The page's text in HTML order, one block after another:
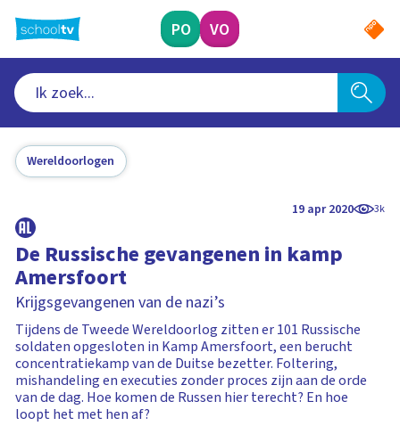
naar
hoofdinhoud
PO VO
Wereldoorlogen
19 apr 2020 3k
De Russische gevangenen in kamp
Amersfoort
Krijgsgevangenen van de nazi’s
Tijdens de Tweede Wereldoorlog zitten er 101 Russische
soldaten opgesloten in Kamp Amersfoort, een berucht
concentratiekamp van de Duitse bezetter. Foltering,
mishandeling en executies zonder proces zijn aan de orde
van de dag. Hoe komen de Russen hier terecht? En hoe
loopt het met hen af?